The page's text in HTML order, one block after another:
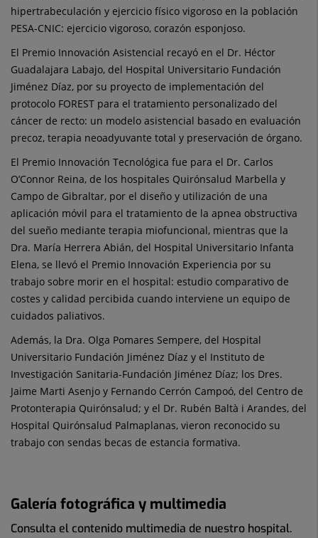
hipertrabeculación y ejercicio físico vigoroso en la población
PESA-CNIC: ejercicio vigoroso, corazón esponjoso.
El Premio Innovación Asistencial recayó en el Dr. Héctor
Guadalajara Labajo, del Hospital Universitario Fundación
Jiménez Díaz, por su proyecto de implementación del
protocolo FOREST para el tratamiento personalizado del
cáncer de recto: un modelo asistencial basado en evaluación
precoz, terapia neoadyuvante total y preservación de órgano.
El Premio Innovación Tecnológica fue para el Dr. Carlos
O’Connor Reina, de los hospitales Quirónsalud Marbella y
Campo de Gibraltar, por el diseño y utilización de una
aplicación móvil para el tratamiento de la apnea obstructiva
del sueño mediante terapia miofuncional, mientras que la
Dra. María Herrera Abián, del Hospital Universitario Infanta
Elena, se llevó el Premio Innovación Experiencia por su
trabajo sobre morir en el hospital: estudio comparativo de
costes y calidad percibida cuando interviene un equipo de
cuidados paliativos.
Además, la Dra. Olga Pomares Sempere, del Hospital
Universitario Fundación Jiménez Díaz y el Instituto de
Investigación Sanitaria-Fundación Jiménez Díaz; los Dres.
Jaime Marti Asenjo y Fernando Cerrón Campoó, del Centro de
Protonterapia Quirónsalud; y el Dr. Rubén Baltà i Arandes, del
Hospital Quirónsalud Palmaplanas, vieron reconocido su
trabajo con sendas becas de estancia formativa.
Galería fotográfica y multimedia
Consulta el contenido multimedia de nuestro hospital.